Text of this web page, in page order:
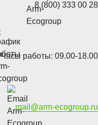
8 (800) 333 00 28
Часы работы: 09.00-18.00
mail@arm-ecogroup.ru